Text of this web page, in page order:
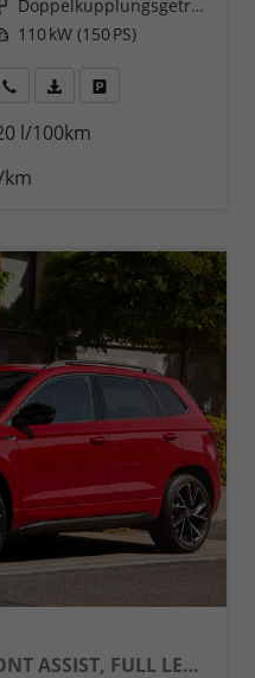
Getriebe
Doppelkupplungsgetriebe (DSG)
110 kW (150 PS)
anfordern
Datei,
l/100km
km
Sportline Sportsitze, FRONT ASSIST, FULL LED, AMUNDSEN, Phonebox, CLIMATRONIC, ACC, Alarm, Virtual Pedal, SmartLink, Bluetooth, Sitzhzg., Rückfahrkamera, SUNSET, 19" ALU, uvm.